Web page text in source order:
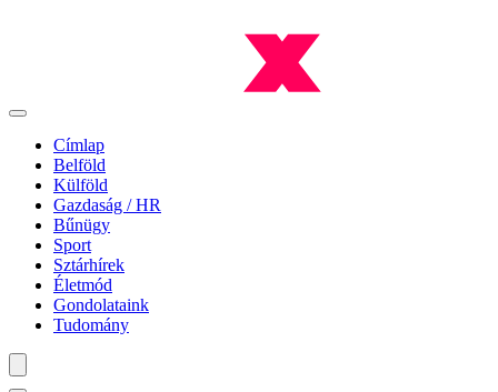
Címlap
Belföld
Külföld
Gazdaság / HR
Bűnügy
Sport
Sztárhírek
Életmód
Gondolataink
Tudomány